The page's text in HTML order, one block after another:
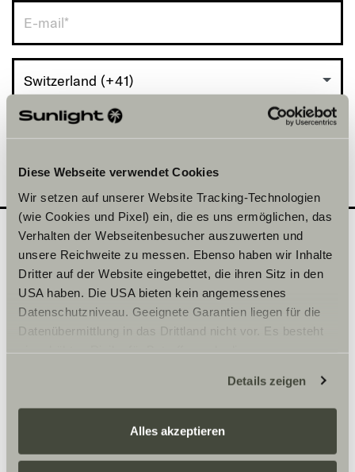
Diese Webseite verwendet Cookies
Wir setzen auf unserer Website Tracking-Technologien
(wie Cookies und Pixel) ein, die es uns ermöglichen, das
Verhalten der Webseitenbesucher auszuwerten und
unsere Reichweite zu messen. Ebenso haben wir Inhalte
Dritter auf der Website eingebettet, die ihren Sitz in den
USA haben. Die USA bieten kein angemessenes
Datenschutzniveau. Geeignete Garantien liegen für die
Datenübermittlung in das Drittland nicht vor. Es besteht
zustehen. Eingesetzte Dienstleister können Daten für
eigene Zwecke verarbeiten und mit anderen Daten
zusammenführen. Weitere Informationen finden Sie hier:
Sunlight Business. Akzeptieren Sie oder wählen Sie
Details zeigen
Alles akzeptieren
Switzerland (+41)
2
Quel modèle souhaiteriez-
vous découvrir en
concession ?
Inscrivez ici la date de votre choix.